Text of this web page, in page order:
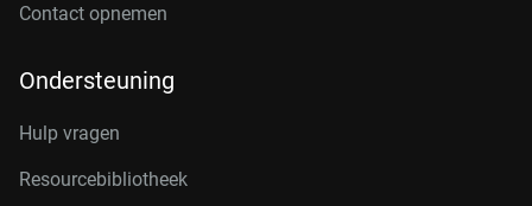
Contact opnemen
Ondersteuning
Hulp vragen
Resourcebibliotheek